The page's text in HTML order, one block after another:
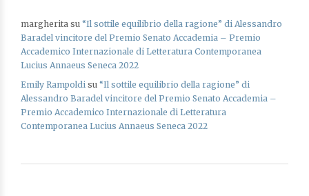
margherita su “Il sottile equilibrio della ragione” di Alessandro
Baradel vincitore del Premio Senato Accademia – Premio
Accademico Internazionale di Letteratura Contemporanea
Lucius Annaeus Seneca 2022
Emily Rampoldi su “Il sottile equilibrio della ragione” di
Alessandro Baradel vincitore del Premio Senato Accademia –
Premio Accademico Internazionale di Letteratura
Contemporanea Lucius Annaeus Seneca 2022